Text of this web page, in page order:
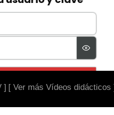
] [ Ver más Vídeos didácticos